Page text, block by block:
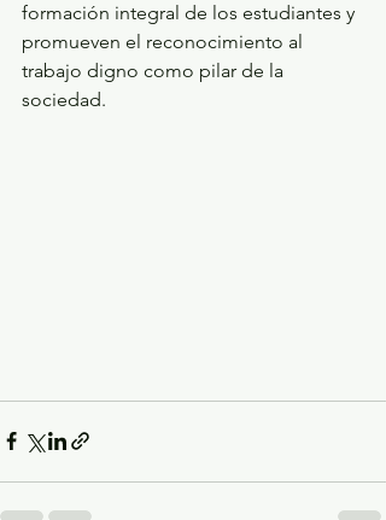
formación integral de los estudiantes y
promueven el reconocimiento al
trabajo digno como pilar de la
sociedad.